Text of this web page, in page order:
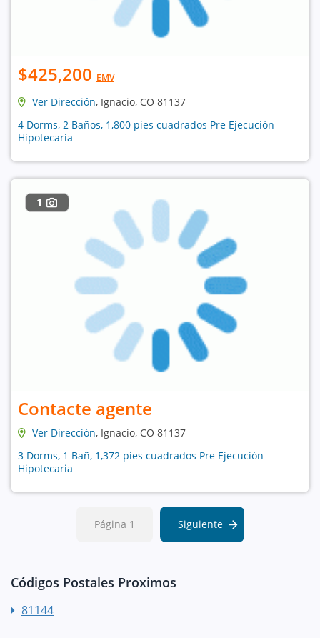
$425,200 EMV
Ver Dirección, Ignacio, CO 81137
4 Dorms, 2 Baños, 1,800 pies cuadrados Pre Ejecución
Hipotecaria
1
Contacte agente
Ver Dirección, Ignacio, CO 81137
3 Dorms, 1 Bañ, 1,372 pies cuadrados Pre Ejecución
Hipotecaria
Página 1 Siguiente
Códigos Postales Proximos
81144